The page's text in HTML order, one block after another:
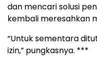
dan mencari solusi
kembali meresahkan
“Untuk sementara
izin,” pungkasnya. ***